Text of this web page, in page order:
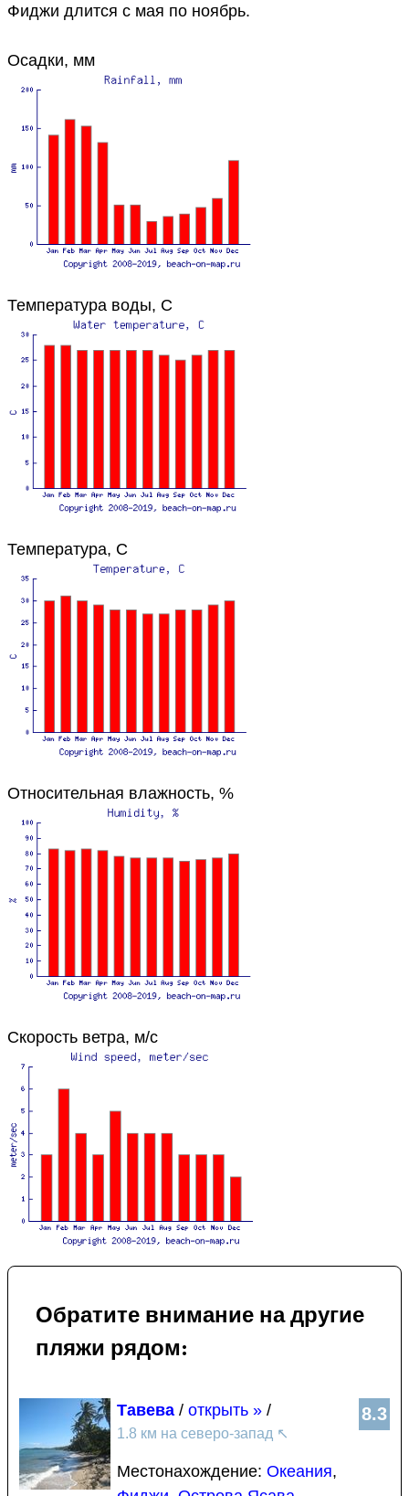
Фиджи длится с мая по ноябрь.
Осадки, мм
Температура воды, C
Температура, C
Относительная влажность, %
Скорость ветра, м/с
Обратите внимание на другие
пляжи рядом:
8.3
Тавева / открыть » /
1.8 км на северо-запад ↖
Местонахождение: Океания,